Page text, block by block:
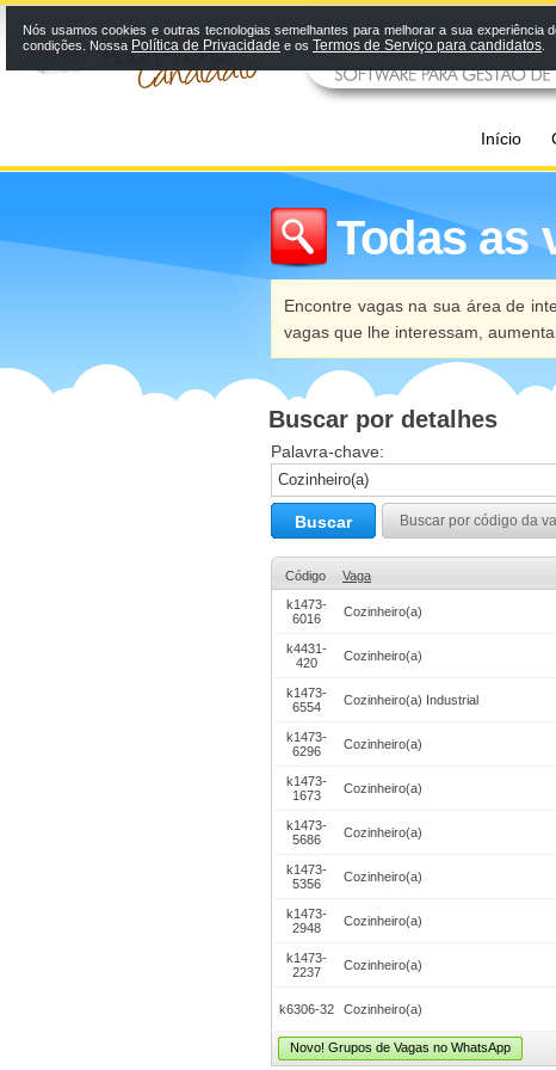
Início
Todas as
Encontre vagas na sua área de
vagas que lhe interessam,
Buscar por detalhes
Palavra-chave:
Buscar Buscar por código da
Código Vaga
k1473-
6016
Cozinheiro(a)
k4431-
420
Cozinheiro(a)
k1473-
6554
Cozinheiro(a) Industrial
k1473-
6296
Cozinheiro(a)
k1473-
1673
Cozinheiro(a)
k1473-
5686
Cozinheiro(a)
k1473-
5356
Cozinheiro(a)
k1473-
2948
Cozinheiro(a)
k1473-
2237
Cozinheiro(a)
k6306-32 Cozinheiro(a)
Novo! Grupos de Vagas no WhatsApp
Nós usamos cookies e outras tecnologias semelhantes para melhorar a sua
condições. Nossa Política de Privacidade e os Termos de Serviço para candidatos